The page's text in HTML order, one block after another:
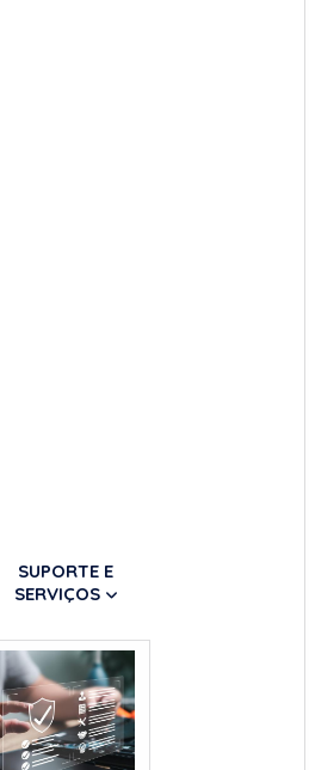
SUPORTE E
SERVIÇOS